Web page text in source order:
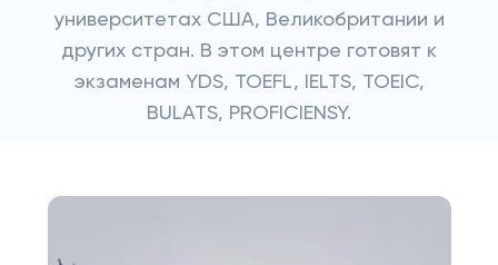
университетах США, Великобритании и
других стран. В этом центре готовят к
экзаменам YDS, TOEFL, IELTS, TOEIC,
BULATS, PROFICIENSY.